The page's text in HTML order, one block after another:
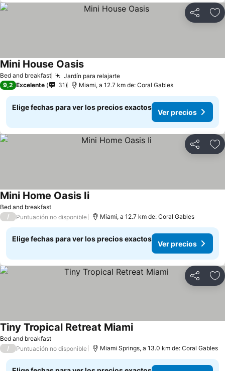
Compartir
Bed and breakfast Jardín para relajarte
Mini House Oasis
9,2 Excelente 31 Miami, a 12.7 km de: Coral Gables
Elige fechas para ver los precios exactos
Ver precios
Compartir
Bed and breakfast
Mini Home Oasis Ii
/ Puntuación no disponible Miami, a 12.7 km de: Coral Gables
Elige fechas para ver los precios exactos
Ver precios
Compartir
Bed and breakfast
Tiny Tropical Retreat Miami
/ Puntuación no disponible Miami Springs, a 13.0 km de: Coral Gables